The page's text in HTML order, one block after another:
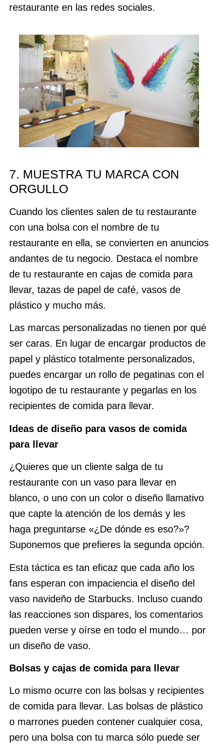
restaurante en las redes sociales.
7. MUESTRA TU MARCA CON
ORGULLO
Cuando los clientes salen de tu restaurante
con una bolsa con el nombre de tu
restaurante en ella, se convierten en anuncios
andantes de tu negocio. Destaca el nombre
de tu restaurante en cajas de comida para
llevar, tazas de papel de café, vasos de
plástico y mucho más.
Las marcas personalizadas no tienen por qué
ser caras. En lugar de encargar productos de
papel y plástico totalmente personalizados,
puedes encargar un rollo de pegatinas con el
logotipo de tu restaurante y pegarlas en los
recipientes de comida para llevar.
Ideas de diseño para vasos de comida
para llevar
¿Quieres que un cliente salga de tu
restaurante con un vaso para llevar en
blanco, o uno con un color o diseño llamativo
que capte la atención de los demás y les
haga preguntarse «¿De dónde es eso?»?
Suponemos que prefieres la segunda opción.
Esta táctica es tan eficaz que cada año los
fans esperan con impaciencia el diseño del
vaso navideño de Starbucks. Incluso cuando
las reacciones son dispares, los comentarios
pueden verse y oírse en todo el mundo… por
un diseño de vaso.
Bolsas y cajas de comida para llevar
Lo mismo ocurre con las bolsas y recipientes
de comida para llevar. Las bolsas de plástico
o marrones pueden contener cualquier cosa,
pero una bolsa con tu marca sólo puede ser